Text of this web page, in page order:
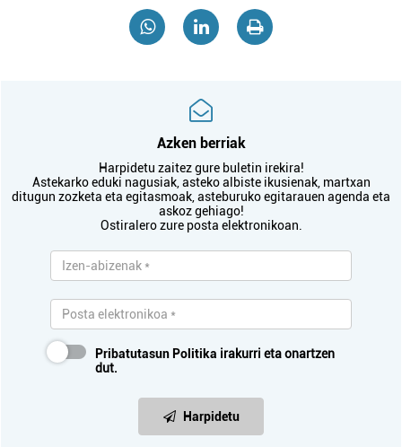
Azken berriak
Harpidetu zaitez gure buletin irekira!
Astekarko eduki nagusiak, asteko albiste ikusienak, martxan
ditugun zozketa eta egitasmoak, asteburuko egitarauen agenda eta
askoz gehiago!
Ostiralero zure posta elektronikoan.
Pribatutasun Politika irakurri eta onartzen
dut.
Harpidetu